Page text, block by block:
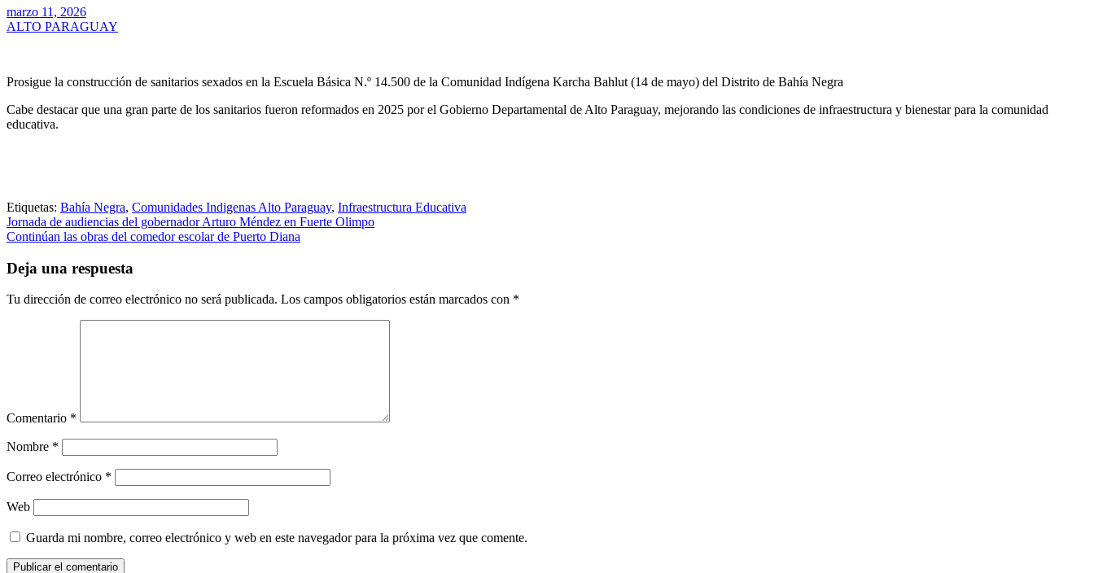
marzo 11, 2026
ALTO PARAGUAY
Prosigue la construcción de sanitarios sexados en la Escuela Básica N.º 14.500 de la Comunidad Indígena Karcha Bahlut (14 de mayo) del Distrito de Bahía Negra
Cabe destacar que una gran parte de los sanitarios fueron reformados en 2025 por el Gobierno Departamental de Alto Paraguay, mejorando las condiciones de infraestructura y bienestar para la comunidad
educativa.
Etiquetas: Bahía Negra, Comunidades Indigenas Alto Paraguay, Infraestructura Educativa
Navegación
de
entradas
Jornada de audiencias del gobernador Arturo Méndez en Fuerte Olimpo
Continúan las obras del comedor escolar de Puerto Diana
Deja una respuesta
Tu dirección de correo electrónico no será publicada. Los campos obligatorios están marcados con *
Comentario *
Nombre *
Correo electrónico *
Web
Guarda mi nombre, correo electrónico y web en este navegador para la próxima vez que comente.